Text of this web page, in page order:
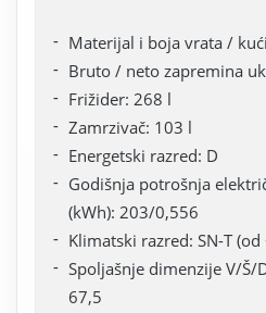
Materijal i boja vrata /
Bruto / neto zapremina
Frižider: 268 l
Zamrzivač: 103 l
Energetski razred: D
Godišnja potrošnja
(kWh): 203/0,556
Klimatski razred: SN-T (od
Spoljašnje dimenzije V/
67,5